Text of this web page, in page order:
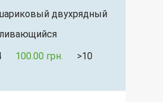
двухрядный
100.00 грн. >10